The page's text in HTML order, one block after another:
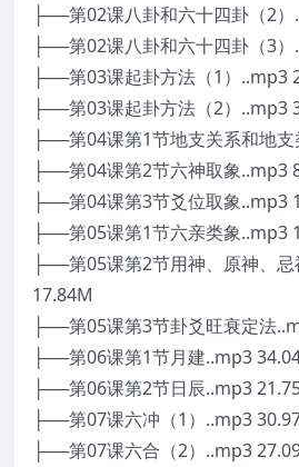
├──第02课八卦和六十四卦（2
├──第02课八卦和六十四卦（3
├──第03课起卦方法（1）..mp3
├──第03课起卦方法（2）..mp3
├──第04课第1节地支关系和地
├──第04课第2节六神取象..mp3
├──第04课第3节爻位取象..mp3
├──第05课第1节六亲类象..mp3
├──第05课第2节用神、原神、
17.84M
├──第05课第3节卦爻旺衰定法
├──第06课第1节月建..mp3
├──第06课第2节日辰..mp3
├──第07课六冲（1）..mp3
├──第07课六合（2）..mp3